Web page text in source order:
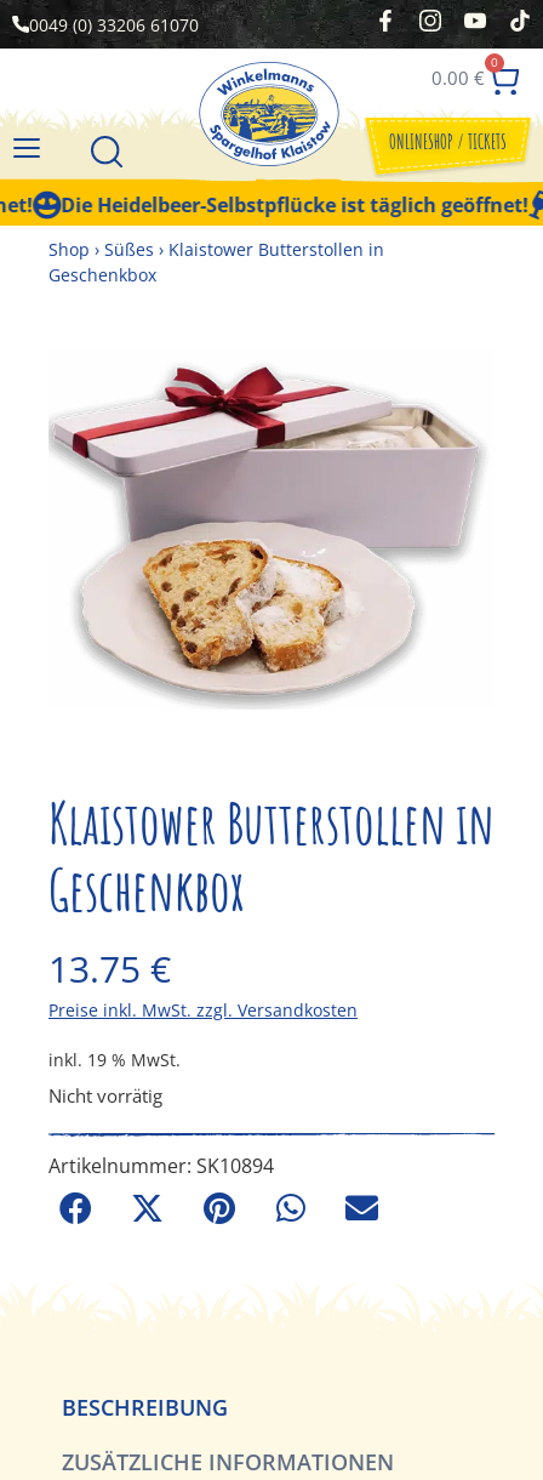
0049 (0) 33206 61070
0.00€
0
ONLINESHOP / TICKETS
Die Heidelbeer-Selbstpflücke ist täglich geöffnet!
Shop › Süßes › Klaistower Butterstollen in
Geschenkbox
Klaistower Butterstollen in
Geschenkbox
13.75 €
Preise inkl. MwSt. zzgl. Versandkosten
inkl. 19 % MwSt.
Nicht vorrätig
Artikelnummer: SK10894
BESCHREIBUNG
ZUSÄTZLICHE INFORMATIONEN